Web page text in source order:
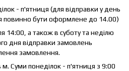
- п'ятниця (для відправки у день
повинно бути оформлене до 14.00)
14:00, а також в суботу та неділю
дня відправки замовлень
замовлення.
Суми понеділок - п'ятниця з 9:00